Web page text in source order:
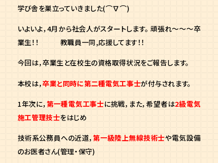
学び舎を巣立っていきました(⌒∇⌒)
いよいよ，4月から社会人がスタートします。 頑張れ～～～卒
業生！！ 教職員一同,応援してます！！
今回は，卒業生と在校生の資格取得状況をご報告します。
本校は，卒業と同時に第二種電気工事士が付与されます。
1年次に，第一種電気工事士に挑戦，また，希望者は2級電気
施工管理技士をはじめ
技術系公務員への近道，第一級陸上無線技術士や電気設備
のお医者さん(管理・保守)